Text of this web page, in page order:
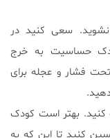
سعی کنید در
حساسیت به خرج
فشار و عجله برای
بهتر است کودک